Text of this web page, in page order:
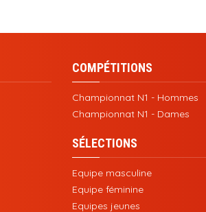
COMPÉTITIONS
Championnat N1 - Hommes
Championnat N1 - Dames
SÉLECTIONS
Equipe masculine
Equipe féminine
Equipes jeunes